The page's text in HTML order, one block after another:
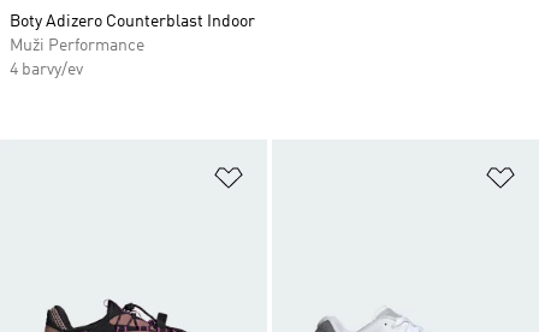
Boty Adizero Counterblast Indoor
Muži Performance
4 barvy/ev